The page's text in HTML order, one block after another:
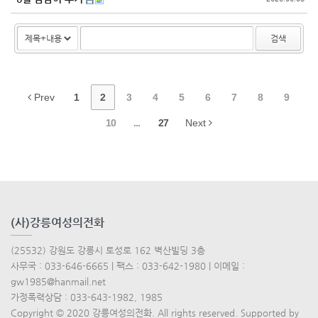
검색
Prev 1 2 3 4 5 6 7 8 9
10 ... 27 Next
(사)강릉여성의전화
(25532) 강원도 강릉시 토성로 162 벽산빌딩 3층
사무국 : 033-646-6665 | 팩스 : 033-642-1980 | 이메일 :
gw1985@hanmail.net
가정폭력상담 : 033-643-1982, 1985
Copyright © 2020 강릉여성의전화. All rights reserved. Supported by